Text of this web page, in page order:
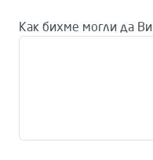
Как бихме могли да